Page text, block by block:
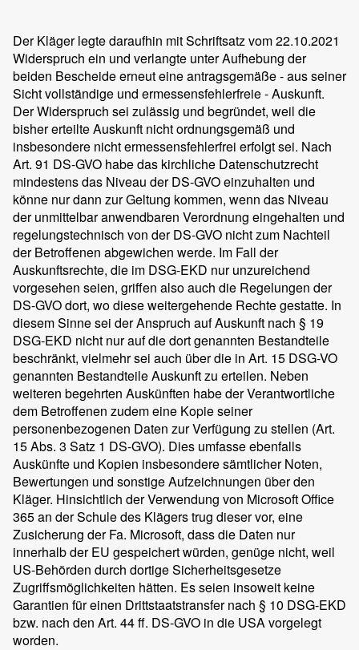
Der Kläger legte daraufhin mit Schriftsatz vom 22.10.2021
Widerspruch ein und verlangte unter Aufhebung der
beiden Bescheide erneut eine antragsgemäße - aus seiner
Sicht vollständige und ermessensfehlerfreie - Auskunft.
Der Widerspruch sei zulässig und begründet, weil die
bisher erteilte Auskunft nicht ordnungsgemäß und
insbesondere nicht ermessensfehlerfrei erfolgt sei. Nach
Art. 91 DS-GVO habe das kirchliche Datenschutzrecht
mindestens das Niveau der DS-GVO einzuhalten und
könne nur dann zur Geltung kommen, wenn das Niveau
der unmittelbar anwendbaren Verordnung eingehalten und
regelungstechnisch von der DS-GVO nicht zum Nachteil
der Betroffenen abgewichen werde. Im Fall der
Auskunftsrechte, die im DSG-EKD nur unzureichend
vorgesehen seien, griffen also auch die Regelungen der
DS-GVO dort, wo diese weitergehende Rechte gestatte. In
diesem Sinne sei der Anspruch auf Auskunft nach § 19
DSG-EKD nicht nur auf die dort genannten Bestandteile
beschränkt, vielmehr sei auch über die in Art. 15 DSG-VO
genannten Bestandteile Auskunft zu erteilen. Neben
weiteren begehrten Auskünften habe der Verantwortliche
dem Betroffenen zudem eine Kopie seiner
personenbezogenen Daten zur Verfügung zu stellen (Art.
15 Abs. 3 Satz 1 DS-GVO). Dies umfasse ebenfalls
Auskünfte und Kopien insbesondere sämtlicher Noten,
Bewertungen und sonstige Aufzeichnungen über den
Kläger. Hinsichtlich der Verwendung von Microsoft Office
365 an der Schule des Klägers trug dieser vor, eine
Zusicherung der Fa. Microsoft, dass die Daten nur
innerhalb der EU gespeichert würden, genüge nicht, weil
US-Behörden durch dortige Sicherheitsgesetze
Zugriffsmöglichkeiten hätten. Es seien insoweit keine
Garantien für einen Drittstaatstransfer nach § 10 DSG-EKD
bzw. nach den Art. 44 ff. DS-GVO in die USA vorgelegt
worden.